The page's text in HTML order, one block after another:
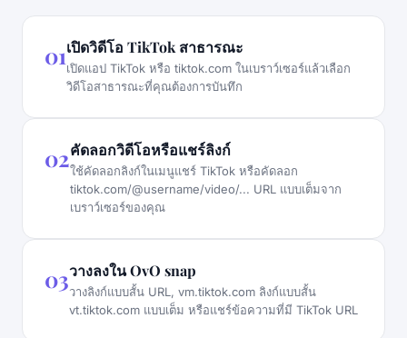
01เปิดวิดีโอ TikTok สาธารณะ
เปิดแอป TikTok หรือ tiktok.com ในเบราว์เซอร์แล้วเลือก
วิดีโอสาธารณะที่คุณต้องการบันทึก
02คัดลอกวิดีโอหรือแชร์ลิงก์
ใช้คัดลอกลิงก์ในเมนูแชร์ TikTok หรือคัดลอก
tiktok.com/@username/video/... URL แบบเต็มจาก
เบราว์เซอร์ของคุณ
03วางลงใน OvO snap
วางลิงก์แบบสั้น URL, vm.tiktok.com ลิงก์แบบสั้น
vt.tiktok.com แบบเต็ม หรือแชร์ข้อความที่มี TikTok URL